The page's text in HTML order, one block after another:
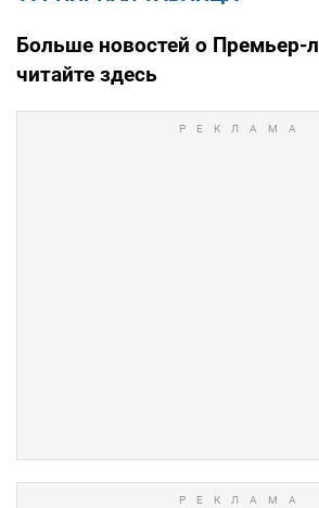
Больше новостей о Премьер-
читайте здесь